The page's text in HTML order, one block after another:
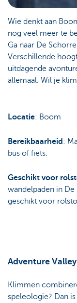
Wie denkt aan
nog veel meer te
Ga naar De
Verschillende
uitdagende
allemaal. Wil je
Locatie: Boom
Bereikbaarheid :
bus of fiets.
Geschikt voor
wandelpaden in
geschikt voor
Adventure
Klimmen
speleologie? Dan